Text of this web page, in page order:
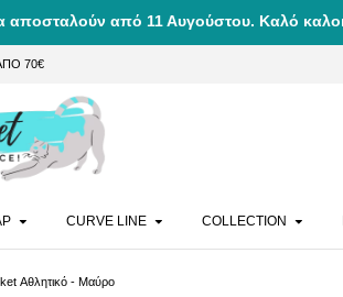
αποσταλούν από 11 Αυγούστου. Καλό
70€
CURVE LINE COLLECTION
Αθλητικό - Μαύρο